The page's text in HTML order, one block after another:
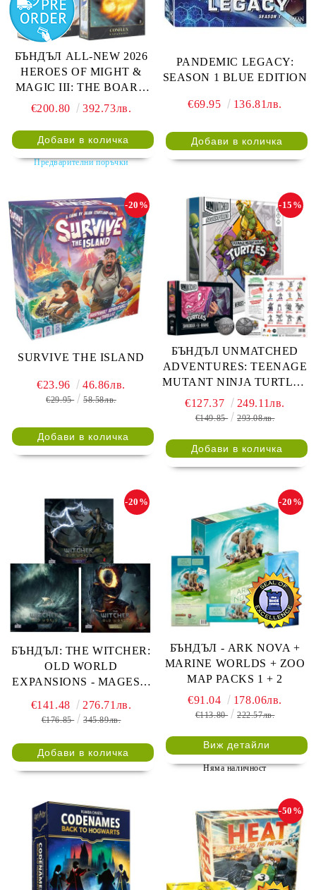
БЪНДЪЛ ALL-NEW 2026
HEROES OF MIGHT &
MAGIC III: THE BOARD
GAME EXPANSIONS -
STRONGHOLD + COVE +
NAVAL BATTLES
€200.80 392.73лв.
Предварителни поръчки
PANDEMIC LEGACY:
SEASON 1 BLUE EDITION
€69.95 136.81лв.
SURVIVE THE ISLAND
-20%
€23.96 46.86лв.
€29.95 58.58лв.
БЪНДЪЛ UNMATCHED
ADVENTURES: TEENAGE
MUTANT NINJA TURTLES
+ COLLECTOR COIN +
ALT ART + FOIL CARDS +
PACK + SHREDDER VS
KRANG
-15%
€127.37 249.11лв.
€149.85 293.08лв.
БЪНДЪЛ: THE WITCHER:
OLD WORLD
EXPANSIONS - MAGES +
SKELLIGE + LEGENDARY
HUNT
-20%
€141.48 276.71лв.
€176.85 345.89лв.
БЪНДЪЛ - ARK NOVA +
MARINE WORLDS + ZOO
MAP PACKS 1 + 2
-20%
€91.04 178.06лв.
€113.80 222.57лв.
Виж детайли
Няма наличност
-50%